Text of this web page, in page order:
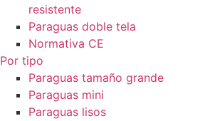
resistente
Paraguas doble tela
Normativa CE
Por tipo
Paraguas tamaño grande
Paraguas mini
Paraguas lisos